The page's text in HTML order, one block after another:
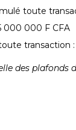
toute
000 000 F CFA
transaction
des plafonds